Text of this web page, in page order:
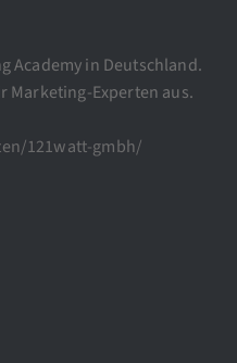
Academy in Deutschland.
Marketing-Experten aus.
121watt-gmbh/